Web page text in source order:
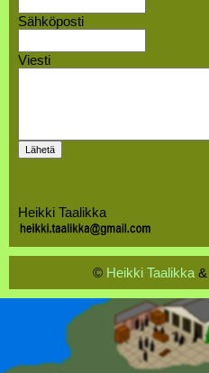
Sähköposti
Viesti
Heikki Taalikka
© Heikki Taalikka&